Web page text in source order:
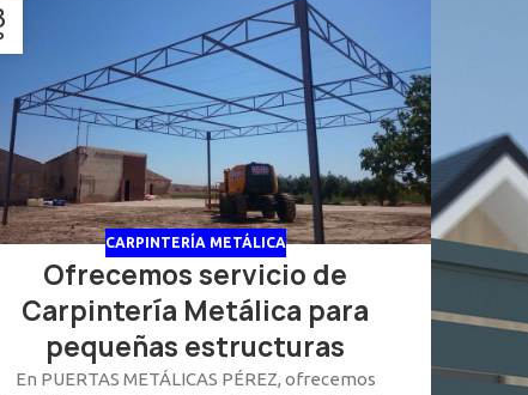
CARPINTERÍA METÁLICA
Ofrecemos servicio de
Carpintería Metálica para
pequeñas estructuras
En PUERTAS METÁLICAS PÉREZ, ofrecemos